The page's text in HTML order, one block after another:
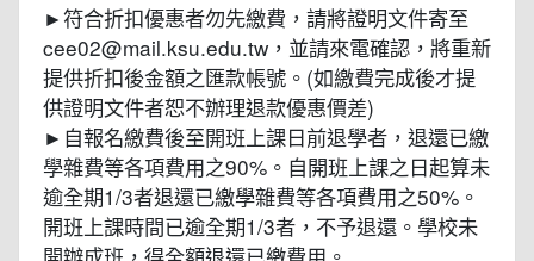
►符合折扣優惠者勿先繳費，請將證明文件寄至
cee02@mail.ksu.edu.tw，並請來電確認，將重新
提供折扣後金額之匯款帳號。(如繳費完成後才提
供證明文件者恕不辦理退款優惠價差)
►自報名繳費後至開班上課日前退學者，退還已繳
學雜費等各項費用之90%。自開班上課之日起算未
逾全期1/3者退還已繳學雜費等各項費用之50%。
開班上課時間已逾全期1/3者，不予退還。學校未